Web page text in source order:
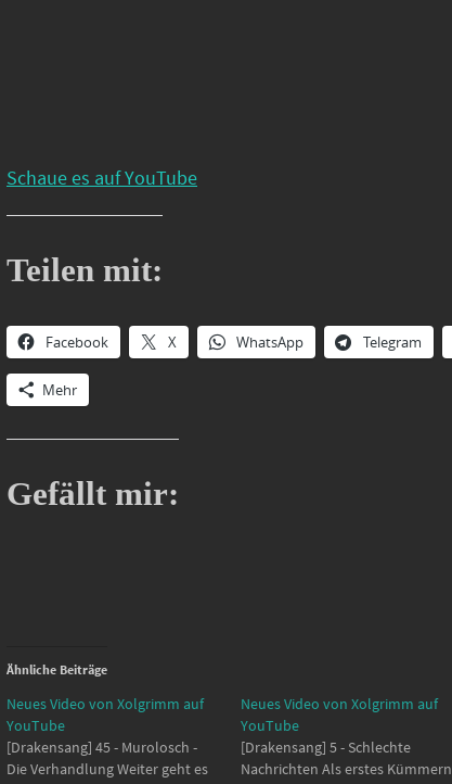
Schaue es auf YouTube
Teilen mit:
Facebook X WhatsApp Telegram
Mehr
Gefällt mir:
Ähnliche Beiträge
Neues Video von Xolgrimm auf
YouTube
[Drakensang] 45 - Murolosch -
Die Verhandlung Weiter geht es
Neues Video von Xolgrimm auf
YouTube
[Drakensang] 5 - Schlechte
Nachrichten Als erstes Kümmern